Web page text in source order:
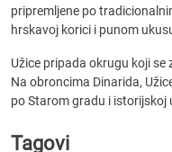
pripremljene po
hrskavoj korici i punom
Užice pripada okrugu koji se
Na obroncima Dinarida,
po Starom gradu i
Tagovi